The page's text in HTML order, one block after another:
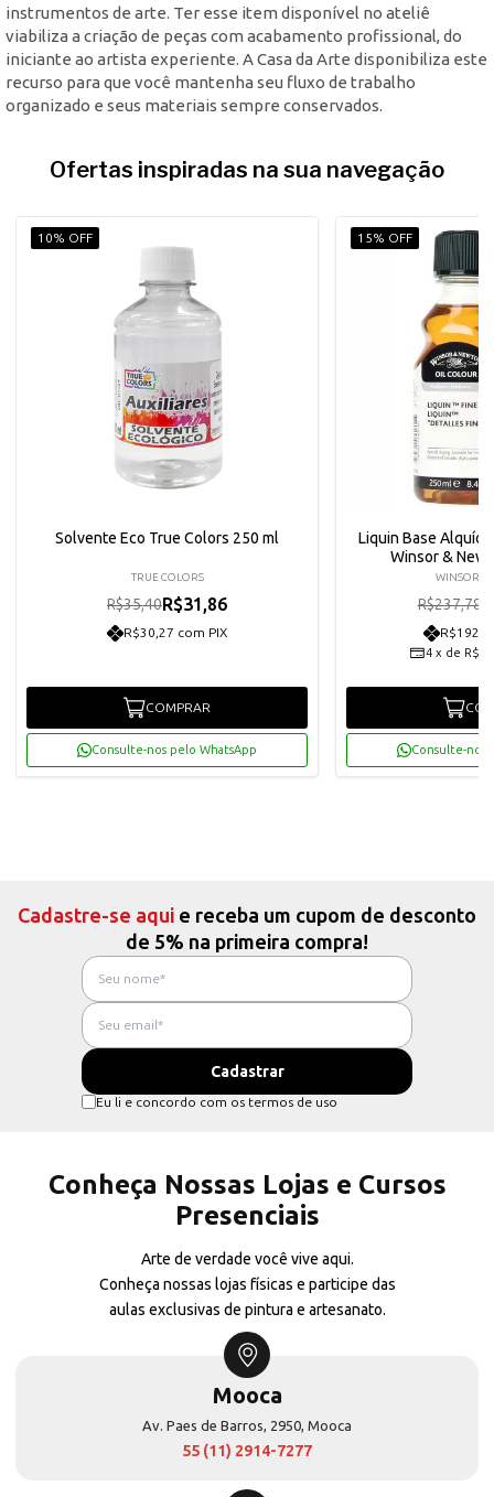
instrumentos de arte. Ter esse item disponível no ateliê
viabiliza a criação de peças com acabamento profissional, do
iniciante ao artista experiente. A Casa da Arte disponibiliza este
recurso para que você mantenha seu fluxo de trabalho
organizado e seus materiais sempre conservados.
Ofertas inspiradas na sua navegação
10% OFF
Solvente Eco True Colors 250 ml
TRUE COLORS
R$35,40R$31,86
R$30,27 com PIX
COMPRAR
Consulte-nos pelo WhatsApp
15% OFF
Liquin Base
Winsor &
WINSOR &
R$237,78
4 x de
Consulte-nos
Cadastre-se aqui e receba um cupom de desconto
de 5% na primeira compra!
Eu li e concordo com os termos de uso
Conheça Nossas Lojas e Cursos
Presenciais
Arte de verdade você vive aqui.
Conheça nossas lojas físicas e participe das
aulas exclusivas de pintura e artesanato.
Mooca
Av. Paes de Barros, 2950, Mooca
55 (11) 2914-7277